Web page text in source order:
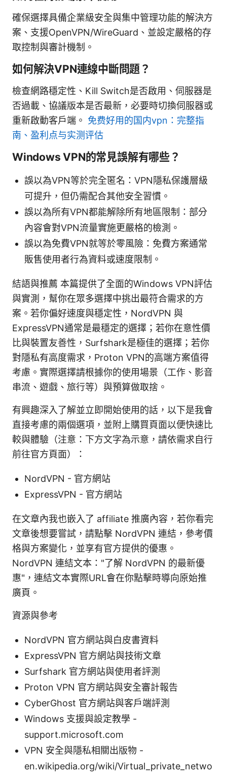
確保選擇具備企業級安全與集中管理功能的解決方
案、支援OpenVPN/WireGuard、並設定嚴格的存
取控制與審計機制。
如何解決VPN連線中斷問題？
檢查網路穩定性、Kill Switch是否啟用、伺服器是
否過載、協議版本是否最新，必要時切換伺服器或
重新啟動客戶端。 免费好用的国内vpn：完整指
南、盈利点与实测评估
Windows VPN的常見誤解有哪些？
誤以為VPN等於完全匿名：VPN隱私保護層級
可提升，但仍需配合其他安全習慣。
誤以為所有VPN都能解除所有地區限制：部分
內容會對VPN流量實施更嚴格的檢測。
誤以為免費VPN就等於零風險：免費方案通常
販售使用者行為資料或速度限制。
結語與推薦 本篇提供了全面的Windows VPN評估
與實測，幫你在眾多選擇中挑出最符合需求的方
案。若你偏好速度與穩定性，NordVPN 與
ExpressVPN通常是最穩定的選擇；若你在意性價
比與裝置友善性，Surfshark是極佳的選擇；若你
對隱私有高度需求，Proton VPN的高端方案值得
考慮。實際選擇請根據你的使用場景（工作、影音
串流、遊戲、旅行等）與預算做取捨。
有興趣深入了解並立即開始使用的話，以下是我會
直接考慮的兩個選項，並附上購買頁面以便快速比
較與體驗（注意：下方文字為示意，請依需求自行
前往官方頁面）：
NordVPN - 官方網站
ExpressVPN - 官方網站
在文章內我也嵌入了 affiliate 推廣內容，若你看完
文章後想要嘗試，請點擊 NordVPN 連結，參考價
格與方案變化，並享有官方提供的優惠。
NordVPN 連結文本："了解 NordVPN 的最新優
惠"，連結文本實際URL會在你點擊時導向原始推
廣頁。
資源與參考
NordVPN 官方網站與白皮書資料
ExpressVPN 官方網站與技術文章
Surfshark 官方網站與使用者評測
Proton VPN 官方網站與安全審計報告
CyberGhost 官方網站與客戶端評測
Windows 支援與設定教學 -
support.microsoft.com
VPN 安全與隱私相關出版物 -
en.wikipedia.org/wiki/Virtual_private_netwo